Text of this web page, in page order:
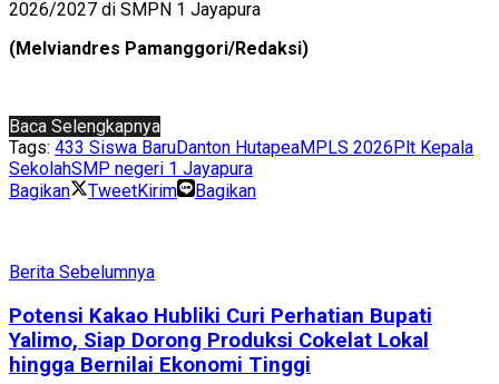
2026/2027 di SMPN 1 Jayapura
(Melviandres Pamanggori/Redaksi)
Baca Selengkapnya
Tags: 433 Siswa BaruDanton HutapeaMPLS 2026Plt Kepala
SekolahSMP negeri 1 Jayapura
Bagikan
TweetKirim Bagikan
Berita Sebelumnya
Potensi Kakao Hubliki Curi Perhatian Bupati
Yalimo, Siap Dorong Produksi Cokelat Lokal
hingga Bernilai Ekonomi Tinggi